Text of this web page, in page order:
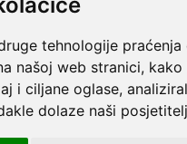
tehnologije
našoj web stranici,
i ciljane oglase,
dolaze naši
za Littmann Classic II;